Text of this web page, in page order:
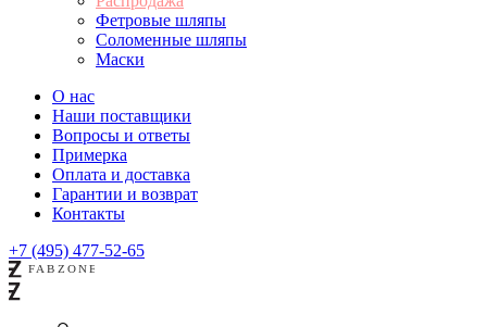
Фетровые шляпы
Соломенные шляпы
Маски
О нас
Наши поставщики
Вопросы и ответы
Примерка
Оплата и доставка
Гарантии и возврат
Контакты
+7 (495) 477-52-65